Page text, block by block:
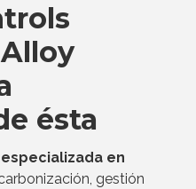
ésta
en
gestión